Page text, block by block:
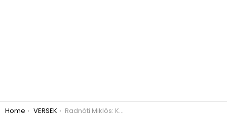
You are here:
Home VERSEK Radnóti Miklós: Két karodban